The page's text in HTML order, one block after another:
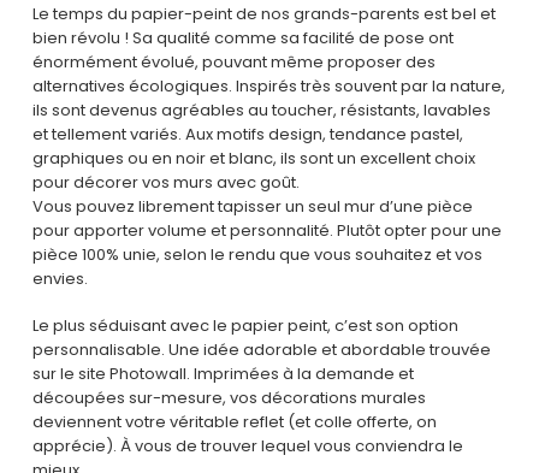
Le temps du papier-peint de nos grands-parents est bel et
bien révolu ! Sa qualité comme sa facilité de pose ont
énormément évolué, pouvant même proposer des
alternatives écologiques. Inspirés très souvent par la nature,
ils sont devenus agréables au toucher, résistants, lavables
et tellement variés. Aux motifs design, tendance pastel,
graphiques ou en noir et blanc, ils sont un excellent choix
pour décorer vos murs avec goût.
Vous pouvez librement tapisser un seul mur d’une pièce
pour apporter volume et personnalité. Plutôt opter pour une
pièce 100% unie, selon le rendu que vous souhaitez et vos
envies.
Le plus séduisant avec le papier peint, c’est son option
personnalisable. Une idée adorable et abordable trouvée
sur le site Photowall. Imprimées à la demande et
découpées sur-mesure, vos décorations murales
deviennent votre véritable reflet (et colle offerte, on
apprécie). À vous de trouver lequel vous conviendra le